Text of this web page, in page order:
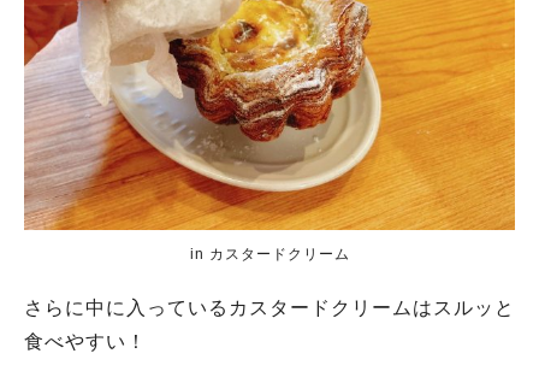
in カスタードクリーム
さらに中に入っているカスタードクリームはスルッと
食べやすい！